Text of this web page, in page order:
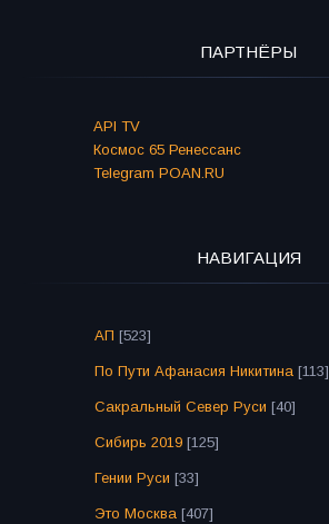
ПАРТНЁРЫ
API TV
Космос 65 Ренессанс
Telegram POAN.RU
НАВИГАЦИЯ
АП [523]
По Пути Афанасия Никитина [113]
Сакральный Север Руси [40]
Сибирь 2019 [125]
Гении Руси [33]
Это Москва [407]